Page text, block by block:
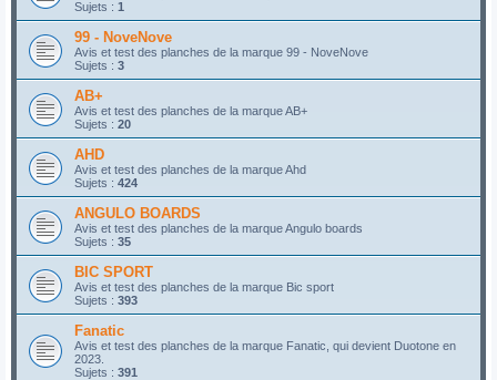
Sujets : 1
99 - NoveNove
Avis et test des planches de la marque 99 - NoveNove
Sujets : 3
AB+
Avis et test des planches de la marque AB+
Sujets : 20
AHD
Avis et test des planches de la marque Ahd
Sujets : 424
ANGULO BOARDS
Avis et test des planches de la marque Angulo boards
Sujets : 35
BIC SPORT
Avis et test des planches de la marque Bic sport
Sujets : 393
Fanatic
Avis et test des planches de la marque Fanatic, qui devient Duotone en
2023.
Sujets : 391